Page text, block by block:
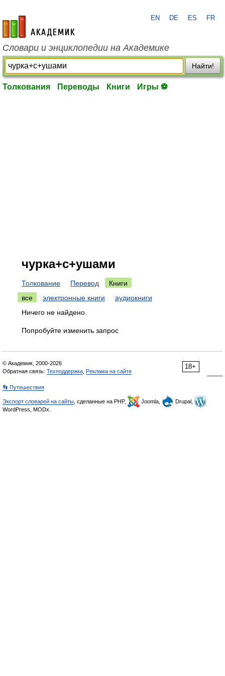
academic.ru
EN DE ES FR
Словари и энциклопедии на Академике
Найти!
Толкования Переводы Книги Игры ⚽
чурка+с+ушами
Толкование Перевод
Книги
все
электронные книги
аудиокниги
Ничего не найдено.
Попробуйте изменить запрос
18+
© Академик, 2000-2026
Обратная связь: Техподдержка Реклама на сайте
👣 Путешествия
Экспорт словарей на сайты , сделанные на PHP, Joomla,
Drupal,
WordPress, MODx.